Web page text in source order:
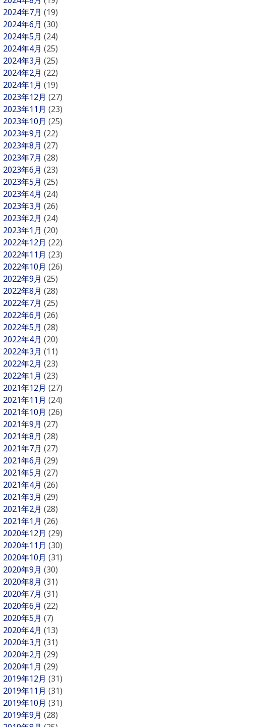
2024年7月 (19)
2024年6月 (30)
2024年5月 (24)
2024年4月 (25)
2024年3月 (25)
2024年2月 (22)
2024年1月 (19)
2023年12月 (27)
2023年11月 (23)
2023年10月 (25)
2023年9月 (22)
2023年8月 (27)
2023年7月 (28)
2023年6月 (23)
2023年5月 (25)
2023年4月 (24)
2023年3月 (26)
2023年2月 (24)
2023年1月 (20)
2022年12月 (22)
2022年11月 (23)
2022年10月 (26)
2022年9月 (25)
2022年8月 (28)
2022年7月 (25)
2022年6月 (26)
2022年5月 (28)
2022年4月 (20)
2022年3月 (11)
2022年2月 (23)
2022年1月 (23)
2021年12月 (27)
2021年11月 (24)
2021年10月 (26)
2021年9月 (27)
2021年8月 (28)
2021年7月 (27)
2021年6月 (29)
2021年5月 (27)
2021年4月 (26)
2021年3月 (29)
2021年2月 (28)
2021年1月 (26)
2020年12月 (29)
2020年11月 (30)
2020年10月 (31)
2020年9月 (30)
2020年8月 (31)
2020年7月 (31)
2020年6月 (22)
2020年5月 (7)
2020年4月 (13)
2020年3月 (31)
2020年2月 (29)
2020年1月 (29)
2019年12月 (31)
2019年11月 (31)
2019年10月 (31)
2019年9月 (28)